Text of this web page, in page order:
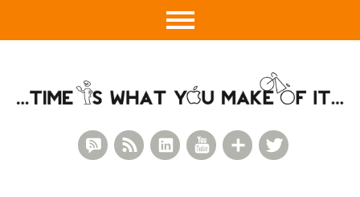
Google+
YouTube
LinkedIn
RSS Feed
RSS Comments